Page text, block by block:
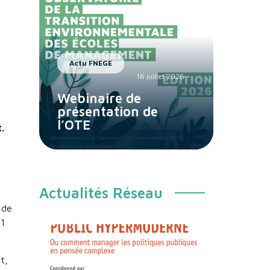
Actu FNEGE
16 juillet 2026
Webinaire de
présentation de
l’OTE
Actualités Réseau